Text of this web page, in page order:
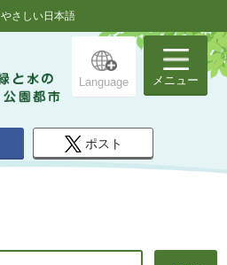
やさしい日本語
Language メニュー
ポスト